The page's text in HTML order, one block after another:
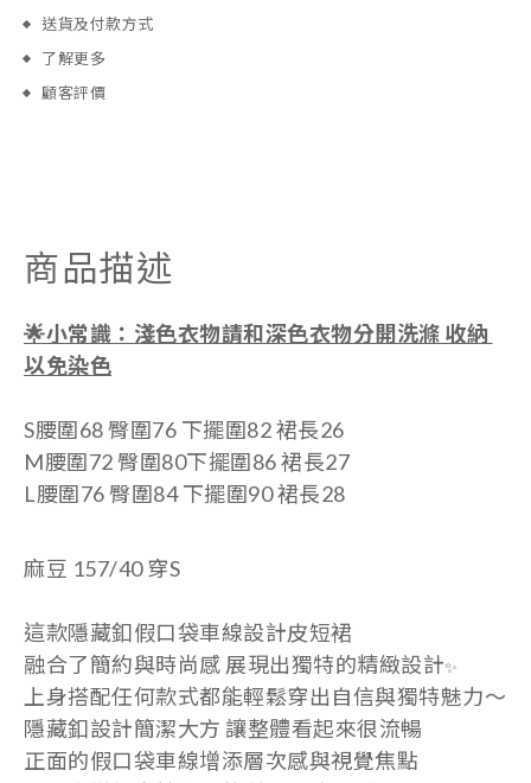
送貨及付款方式
了解更多
顧客評價
商品描述
🌟小常識：淺色衣物請和深色衣物分開洗滌 收納
以免染色
S腰圍68 臀圍76 下擺圍82 裙長26
M腰圍72 臀圍80下擺圍86 裙長27
L腰圍76 臀圍84 下擺圍90 裙長28
麻豆 157/40穿S
這款隱藏釦假口袋車線設計皮短裙
融合了簡約與時尚感 展現出獨特的精緻設計✨
上身搭配任何款式都能輕鬆穿出自信與獨特魅力～
隱藏釦設計簡潔大方 讓整體看起來很流暢
正面的假口袋車線增添層次感與視覺焦點